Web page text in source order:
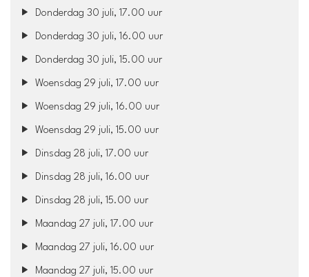
Donderdag 30 juli, 17.00 uur
Donderdag 30 juli, 16.00 uur
Donderdag 30 juli, 15.00 uur
Woensdag 29 juli, 17.00 uur
Woensdag 29 juli, 16.00 uur
Woensdag 29 juli, 15.00 uur
Dinsdag 28 juli, 17.00 uur
Dinsdag 28 juli, 16.00 uur
Dinsdag 28 juli, 15.00 uur
Maandag 27 juli, 17.00 uur
Maandag 27 juli, 16.00 uur
Maandag 27 juli, 15.00 uur